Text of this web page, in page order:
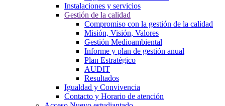
Instalaciones y servicios
Gestión de la calidad
Compromiso con la gestión de la calidad
Misión, Visión, Valores
Gestión Medioambiental
Informe y plan de gestión anual
Plan Estratégico
AUDIT
Resultados
Igualdad y Convivencia
Contacto y Horario de atención